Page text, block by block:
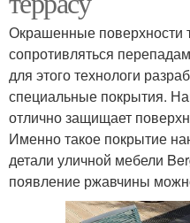
Окрашенные поверхности
сопротивляться
для этого технологи
специальные покрытия.
отлично защищает
Именно такое покрытие
детали уличной мебели
появление ржавчины